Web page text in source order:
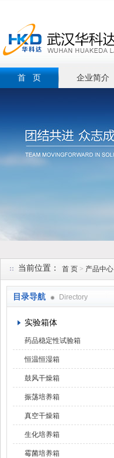
首 页 企业简介
当前位置： 首 页 > 产品中心
目录导航 Directory
实验箱体
药品稳定性试验箱
恒温恒湿箱
鼓风干燥箱
振荡培养箱
真空干燥箱
生化培养箱
霉菌培养箱